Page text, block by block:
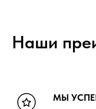
Наши
МЫ